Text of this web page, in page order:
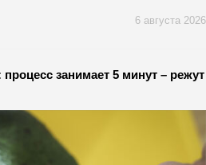
6 августа 2026
занимает 5 минут – режут